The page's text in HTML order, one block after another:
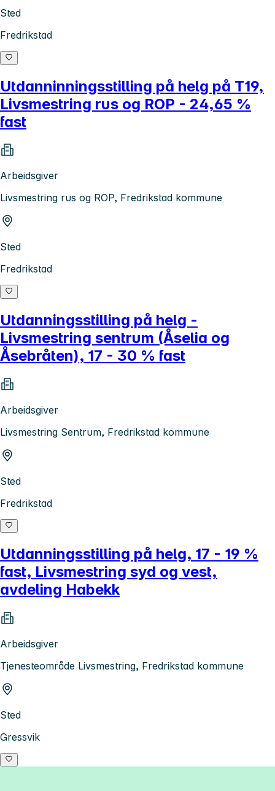
Sted
Fredrikstad
Utdanninningsstilling på helg på T19,
Livsmestring rus og ROP - 24,65 %
fast
Arbeidsgiver
Livsmestring rus og ROP, Fredrikstad kommune
Sted
Fredrikstad
Utdanningsstilling på helg -
Livsmestring sentrum (Åselia og
Åsebråten), 17 - 30 % fast
Arbeidsgiver
Livsmestring Sentrum, Fredrikstad kommune
Sted
Fredrikstad
Utdanningsstilling på helg, 17 - 19 %
fast, Livsmestring syd og vest,
avdeling Habekk
Arbeidsgiver
Tjenesteområde Livsmestring, Fredrikstad kommune
Sted
Gressvik